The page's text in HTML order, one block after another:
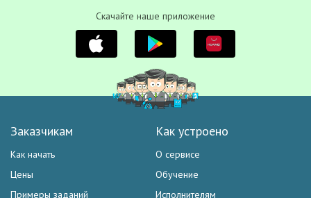
Скачайте наше приложение
Заказчикам
Как начать
Цены
Примеры заданий
Как устроено
О сервисе
Обучение
Исполнителям